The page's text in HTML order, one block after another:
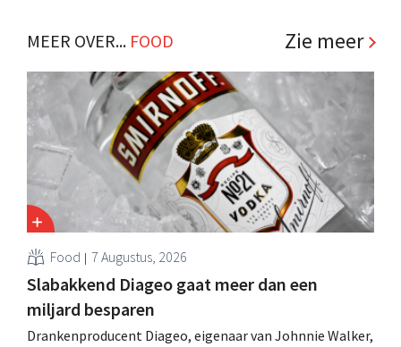
MEER OVER... FOOD Zie meer
Food 7 Augustus, 2026
Slabakkend Diageo gaat meer dan een
miljard besparen
Drankenproducent Diageo, eigenaar van Johnnie Walker,